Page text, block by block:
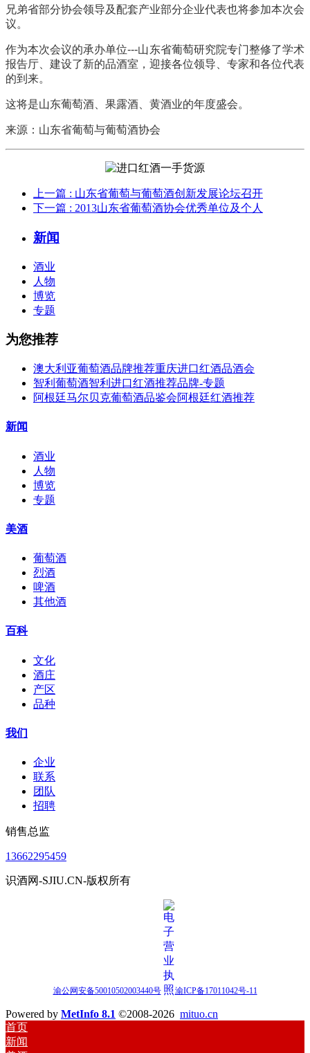
兄弟省部分协会领导及配套产业部分企业代表也将参加本次会
议。
作为本次会议的承办单位---山东省葡萄研究院专门整修了学术
报告厅、建设了新的品酒室，迎接各位领导、专家和各位代表
的到来。
这将是山东葡萄酒、果露酒、黄酒业的年度盛会。
来源：山东省葡萄与葡萄酒协会
上一篇 : 山东省葡萄与葡萄酒创新发展论坛召开
下一篇 : 2013山东省葡萄酒协会优秀单位及个人
新闻
酒业
人物
博览
专题
为您推荐
澳大利亚葡萄酒品牌推荐重庆进口红酒品酒会
智利葡萄酒智利进口红酒推荐品牌-专题
阿根廷马尔贝克葡萄酒品鉴会阿根廷红酒推荐
新闻
酒业
人物
博览
专题
美酒
葡萄酒
烈酒
啤酒
其他酒
百科
文化
酒庄
产区
品种
我们
企业
联系
团队
招聘
销售总监
13662295459
识酒网-SJIU.CN-版权所有
渝公网安备50010502003440号 渝ICP备17011042号-11
Powered by MetInfo 8.1 ©2008-2026 mituo.cn
首页
新闻